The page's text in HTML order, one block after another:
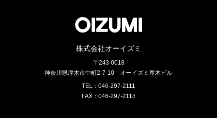
株式会社オーイズミ
〒243-0018
神奈川県厚木市中町2-7-10 オーイズミ厚木ビル
TEL：046-297-2111
FAX：046-297-2118